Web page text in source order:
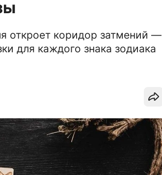
откроет коридор затмений —
для каждого знака зодиака